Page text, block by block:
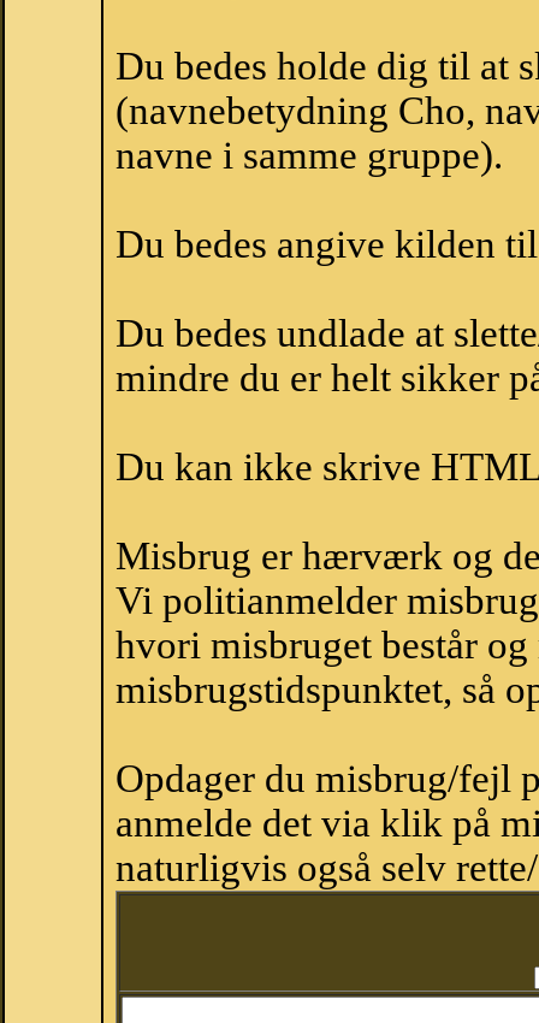
Du bedes holde dig til at
(navnebetydning Cho,
navne i samme gruppe).
Du bedes angive kilden
Du bedes undlade at
mindre du er helt sikker
Du kan ikke skrive
Misbrug er hærværk og
Vi politianmelder
hvori misbruget består
misbrugstidspunktet, så
Opdager du misbrug/fejl
anmelde det via klik på
naturligvis også selv